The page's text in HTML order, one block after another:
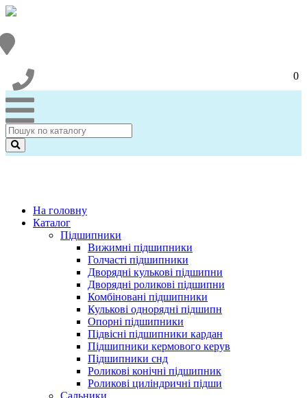
0
На головну
Каталог
Підшипники
Вижимні підшипники
Голчасті підшипники
Дворядні кулькові підшипни
Дворядні роликові підшипни
Комбіновані підшипники
Кулькові однорядні підшипн
Опорні підшипники
Підвісні підшипники кардан
Підшипники кермового керув
Підшипники снд
Роликові конічні підшипник
Роликові циліндричні підши
Сальники